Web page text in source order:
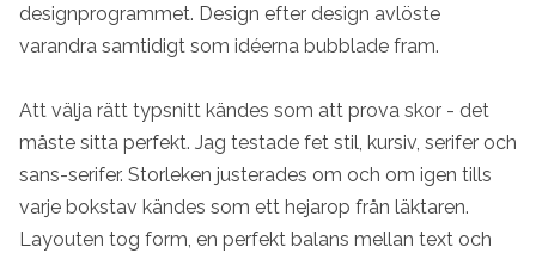
designprogrammet. Design efter design avlöste
varandra samtidigt som idéerna bubblade fram.
Att välja rätt typsnitt kändes som att prova skor - det
måste sitta perfekt. Jag testade fet stil, kursiv, serifer och
sans-serifer. Storleken justerades om och om igen tills
varje bokstav kändes som ett hejarop från läktaren.
Layouten tog form, en perfekt balans mellan text och